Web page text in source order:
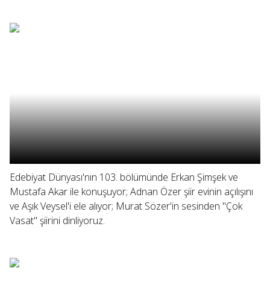
Edebiyat Dünyası'nın 103. bölümünde Erkan Şimşek ve
Mustafa Akar ile konuşuyor; Adnan Özer şiir evinin açılışını
ve Aşık Veysel'i ele alıyor; Murat Sözer'in sesinden "Çok
Vasat" şiirini dinliyoruz.